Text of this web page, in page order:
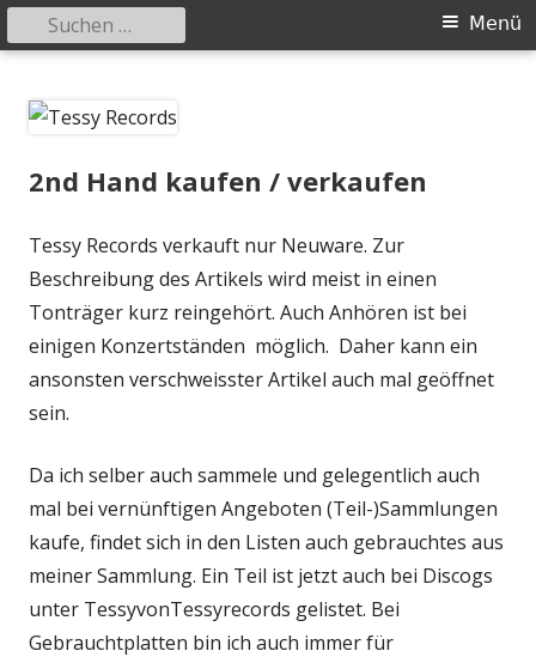
zum
Primäres
Menü
Suchen
nach:
2nd Hand kaufen / verkaufen
Tessy Records verkauft nur Neuware. Zur
Beschreibung des Artikels wird meist in einen
Tonträger kurz reingehört. Auch Anhören ist bei
einigen Konzertständen möglich. Daher kann ein
ansonsten verschweisster Artikel auch mal geöffnet
sein.
Da ich selber auch sammele und gelegentlich auch
mal bei vernünftigen Angeboten (Teil-)Sammlungen
kaufe, findet sich in den Listen auch gebrauchtes aus
meiner Sammlung. Ein Teil ist jetzt auch bei Discogs
unter TessyvonTessyrecords gelistet. Bei
Gebrauchtplatten bin ich auch immer für